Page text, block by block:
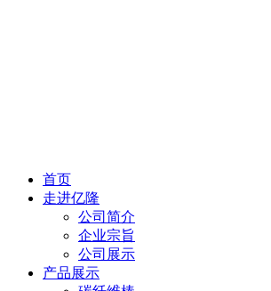
首页
走进亿隆
公司简介
企业宗旨
公司展示
产品展示